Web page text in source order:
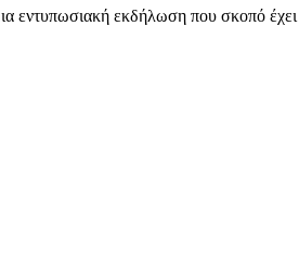
εντυπωσιακή εκδήλωση που σκοπό έχει